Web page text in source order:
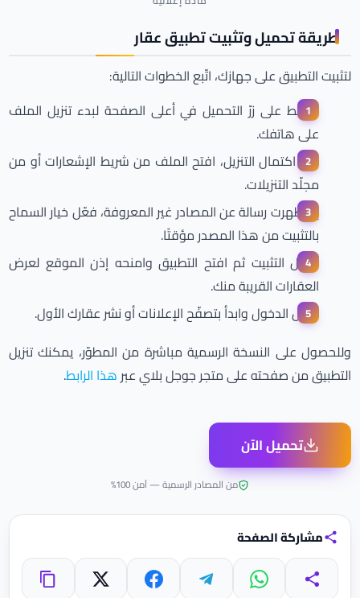
طريقة تحميل وتثبيت تطبيق عقار
لتثبيت التطبيق على جهازك، اتّبع الخطوات التالية:
اضغط على زرّ التحميل في أعلى الصفحة لبدء تنزيل الملف
على هاتفك.
بعد اكتمال التنزيل، افتح الملف من شريط الإشعارات أو من
مجلّد التنزيلات.
إن ظهرت رسالة عن المصادر غير المعروفة، فعّل خيار السماح
بالتثبيت من هذا المصدر مؤقتًا.
أكمل التثبيت ثم افتح التطبيق وامنحه إذن الموقع لعرض
العقارات القريبة منك.
سجّل الدخول وابدأ بتصفّح الإعلانات أو نشر عقارك الأول.
وللحصول على النسخة الرسمية مباشرة من المطوّر، يمكنك تنزيل
التطبيق من صفحته على متجر جوجل بلاي عبرهذا الرابط.
تحميل الآن
من المصادر الرسمية — آمن 100%
مشاركة الصفحة
مشاركة واتساب تيليجرام فيسبوك X نسخ